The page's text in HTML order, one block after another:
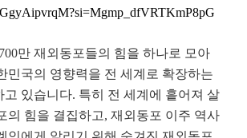
만 재외동포들의 힘을 하나로 모아
민국의 영향력을 전 세계로 확장하는
고 있습니다. 특히 전 세계에 흩어져 살
의 힘을 결집하고, 재외동포 이주 역사